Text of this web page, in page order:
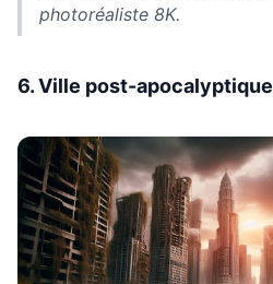
photoréaliste 8K.
6. Ville post-apocalyptique